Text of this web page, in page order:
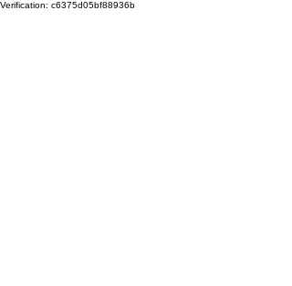
Verification: c6375d05bf88936b